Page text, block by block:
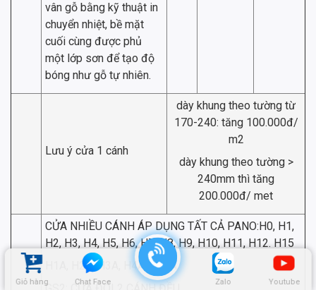
Giỏ hàng Chat Face Zalo Youtube
vân gỗ bằng kỹ thuật in
chuyển nhiệt, bề mặt
cuối cùng được phủ
một lớp sơn để tạo độ
bóng như gỗ tự nhiên.
Lưu ý cửa 1 cánh
dày khung theo tường từ
170-240: tăng 100.000đ/
m2
dày khung theo tường >
240mm thì tăng
200.000đ/ met
CỬA NHIỀU CÁNH ÁP DỤNG TẤT CẢ PANO:H0, H1,
H2, H3, H4, H5, H6, H7, H8, H9, H10, H11, H12. H15
H1A, H2A, H3A, H4A, H12A